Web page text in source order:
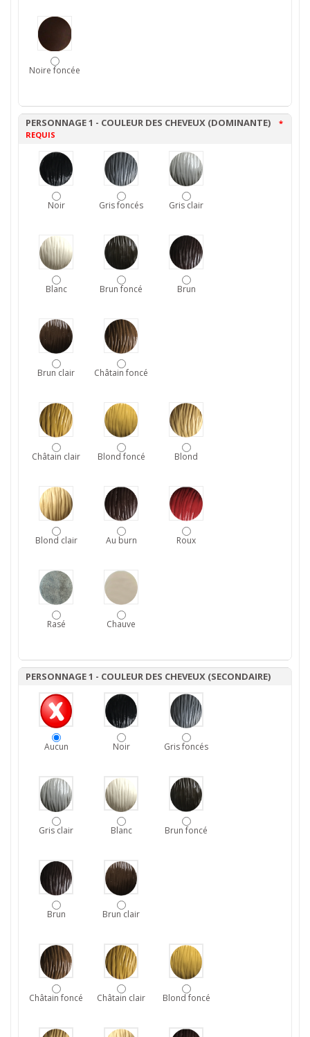
Noire foncée
PERSONNAGE 1 - COULEUR DES CHEVEUX (DOMINANTE) *
REQUIS
Noir Gris foncés Gris clair
Blanc Brun foncé Brun
Brun clair Châtain foncé
Châtain clair Blond foncé Blond
Blond clair Au burn Roux
Rasé Chauve
PERSONNAGE 1 - COULEUR DES CHEVEUX (SECONDAIRE)
Aucun Noir Gris foncés
Gris clair Blanc Brun foncé
Brun Brun clair
Châtain foncé Châtain clair Blond foncé